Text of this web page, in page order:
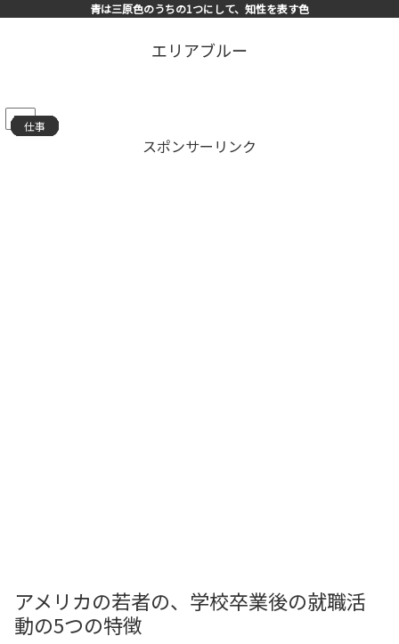
青は三原色のうちの1つにして、知性を表す色
エリアブルー
PR
スポンサーリンク
アメリカの若者の、学校卒業後の就職活
動の5つの特徴
仕事
仕事
仕事
仕事
仕事
仕事
仕事
仕事
仕事
仕事
仕事
仕事
仕事
仕事
仕事